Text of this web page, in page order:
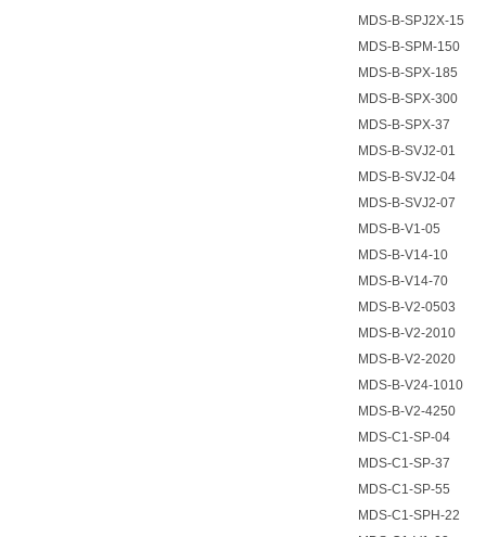
MDS-B-SPJ2X-15
MDS-B-SPM-150
MDS-B-SPX-185
MDS-B-SPX-300
MDS-B-SPX-37
MDS-B-SVJ2-01
MDS-B-SVJ2-04
MDS-B-SVJ2-07
MDS-B-V1-05
MDS-B-V14-10
MDS-B-V14-70
MDS-B-V2-0503
MDS-B-V2-2010
MDS-B-V2-2020
MDS-B-V24-1010
MDS-B-V2-4250
MDS-C1-SP-04
MDS-C1-SP-37
MDS-C1-SP-55
MDS-C1-SPH-22